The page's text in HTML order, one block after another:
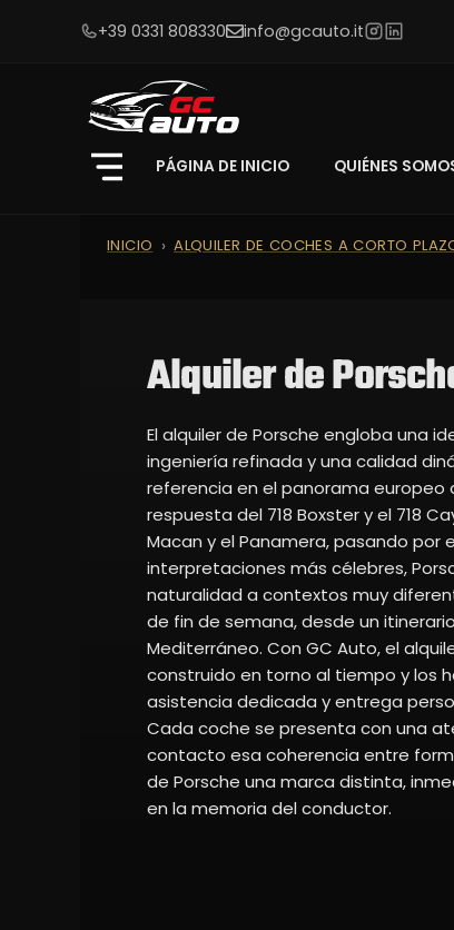
+39 0331 808330 info@gcauto.it
PÁGINA DE INICIO QUIÉNES
INICIO ALQUILER DE COCHES A CORTO
Alquiler de
El alquiler de Porsche engloba una
ingeniería refinada y una calidad
referencia en el panorama
respuesta del 718 Boxster y el 718
Macan y el Panamera, pasando por
interpretaciones más célebres,
naturalidad a contextos muy
de fin de semana, desde un
Mediterráneo. Con GC Auto, el
construido en torno al tiempo y los
asistencia dedicada y entrega
Cada coche se presenta con una
contacto esa coherencia entre
de Porsche una marca distinta,
en la memoria del conductor.